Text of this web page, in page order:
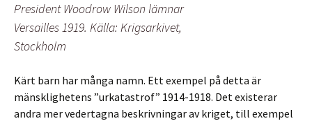
President Woodrow Wilson lämnar
Versailles 1919. Källa: Krigsarkivet,
Stockholm
Kärt barn har många namn. Ett exempel på detta är
mänsklighetens ”urkatastrof” 1914-1918. Det existerar
andra mer vedertagna beskrivningar av kriget, till exempel